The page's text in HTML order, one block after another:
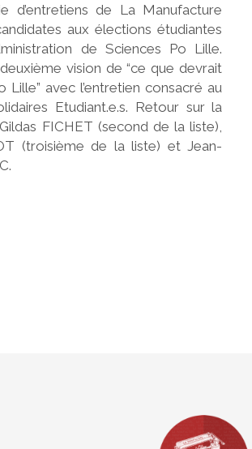
d’entretiens de La Manufacture
aux élections étudiantes
de Sciences Po Lille.
vision de “ce que devrait
Lille” avec l’entretien consacré au
Etudiant.e.s. Retour sur la
FICHET (second de la liste),
(troisième de la liste) et Jean-